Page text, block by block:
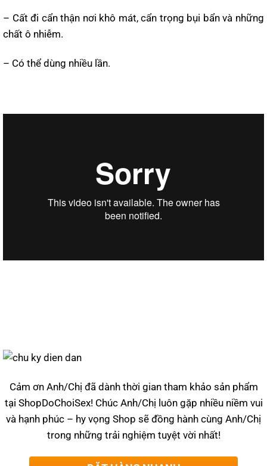
– Cất đi cẩn thận nơi khô mát, cẩn trọng bụi bẩn và những
chất ô nhiễm.
– Có thể dùng nhiều lần.
Cảm ơn Anh/Chị đã dành thời gian tham khảo sản phẩm
tại ShopDoChoiSex! Chúc Anh/Chị luôn gặp nhiều niềm vui
và hạnh phúc – hy vọng Shop sẽ đồng hành cùng Anh/Chị
trong những trải nghiệm tuyệt vời nhất!